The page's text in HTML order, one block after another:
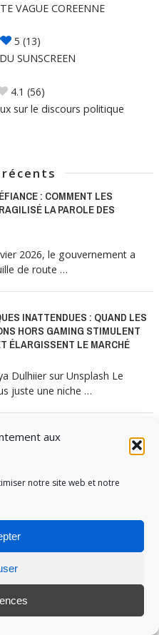
aux
notre site web et notre
VAGUE COREENNE
5 (13)
SUNSCREEN
4.1 (56)
sur le discours politique
: COMMENT LES
LA PAROLE DES
2026, le gouvernement a
de route …
INATTENDUES : QUAND LES
HORS GAMING STIMULENT
ÉLARGISSENT LE MARCHÉ
Dulhiier sur Unsplash Le
juste une niche …
: ANATOMIE D’UNE
GAGNANTE
files d’attente devant les
DROITS RÉSERVÉS 2017-2025
DE COOKIES